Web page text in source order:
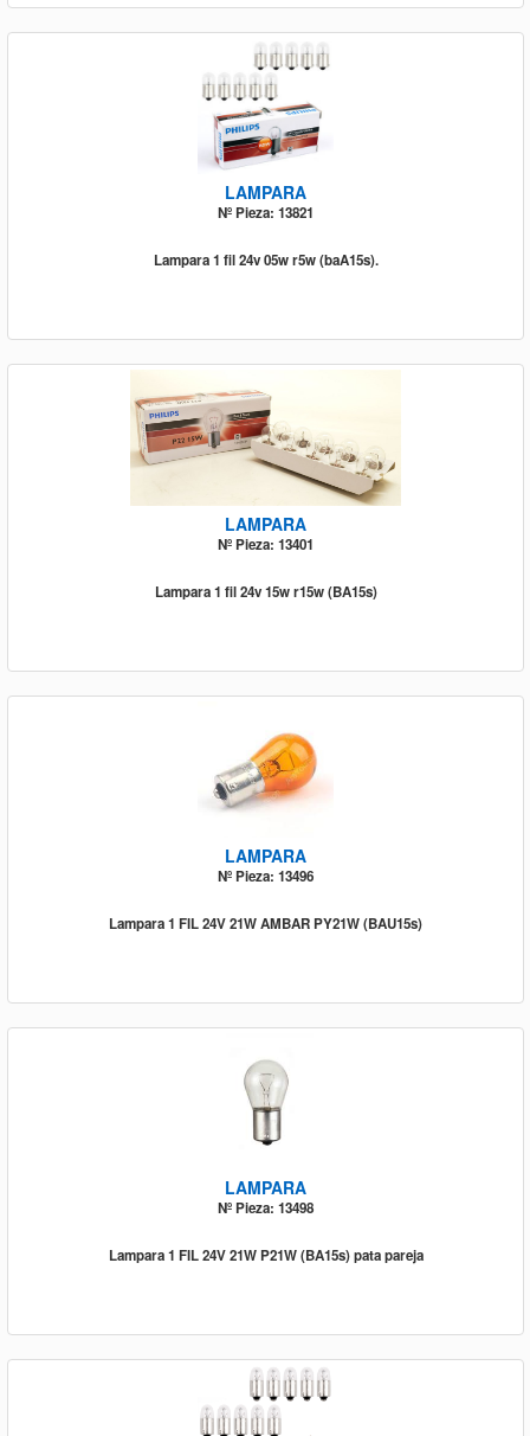
LAMPARA
Nº Pieza: 13821
Lampara 1 fil 24v 05w r5w (baA15s).
LAMPARA
Nº Pieza: 13401
Lampara 1 fil 24v 15w r15w (BA15s)
LAMPARA
Nº Pieza: 13496
Lampara 1 FIL 24V 21W AMBAR PY21W (BAU15s)
LAMPARA
Nº Pieza: 13498
Lampara 1 FIL 24V 21W P21W (BA15s) pata pareja